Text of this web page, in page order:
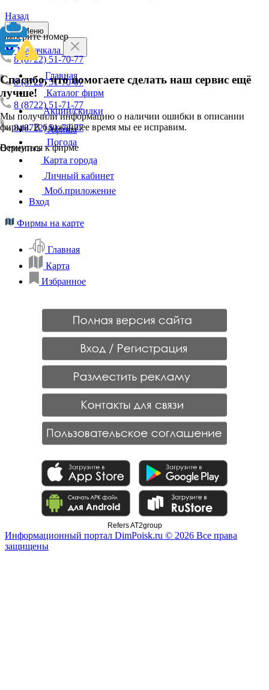
Назад
Выберите номер
8 (8722) 51-70-77
8 (8722) 51-70-07
8 (8722) 51-71-77
8 (8722) 51-72-77
Отменить
Спасибо, что помогаете сделать наш сервис ещё
лучше!
Мы получили информацию о наличии ошибки в описании
фирмы. В ближайшее время мы ее исправим.
Вернуться к фирме
Меню
Махачкала
Главная
Каталог фирм
Акции/скидки
Афиша
Погода
Карта города
Личный кабинет
Моб.приложение
Вход
Фирмы на карте
Главная
Карта
Избранное
Refers AT2group
Информационный портал DimPoisk.ru © 2026 Все права
защищены